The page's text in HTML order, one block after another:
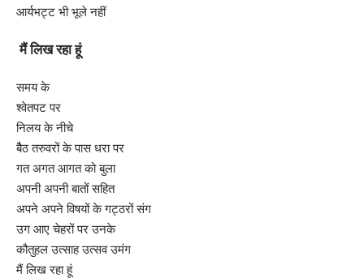
आर्यभट्ट भी भूले नहीं
मैं लिख रहा हूं
समय के
श्वेतपट पर
निलय के नीचे
बैैठ तरुवरों के पास धरा पर
गत अगत आगत को बुला
अपनी अपनी बातों सहित
अपने अपने विषयों के गट्ठरों संग
उग आए चेहरों पर उनके
कौतुहल उत्साह उत्सव उमंग
मैं लिख रहा हूं